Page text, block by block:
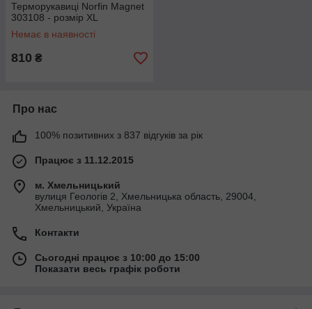
Терморукавиці Norfin Magnet
303108 - розмір XL
Немає в наявності
810 ₴
Про нас
100% позитивних з 837 відгуків за рік
Працює з 11.12.2015
м. Хмельницький
вулиця Геологів 2, Хмельницька область, 29004,
Хмельницький, Україна
Контакти
Сьогодні працює з 10:00 до 15:00
Показати весь графік роботи